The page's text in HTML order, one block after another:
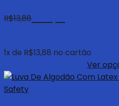
1x de R$13,88 no cartão
R$13,88
Ver